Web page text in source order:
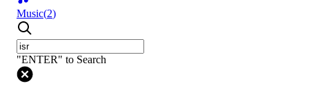
Music(2)
"ENTER" to Search